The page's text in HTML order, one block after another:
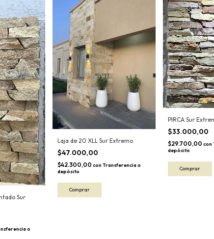
Sur
o
Laja de 20 XLL Sur Extremo
$47.000,00
$42.300,00 con Transferencia o
depósito
PIRCA Sur
$33.000,00
$29.700,00 con
depósito